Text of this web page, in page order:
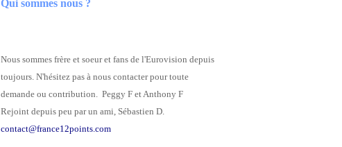
Qui sommes nous ?
Nous sommes frère et soeur et fans de l'Eurovision depuis
toujours. N'hésitez pas à nous contacter pour toute
demande ou contribution. Peggy F et Anthony F
Rejoint depuis peu par un ami, Sébastien D.
contact@france12points.com